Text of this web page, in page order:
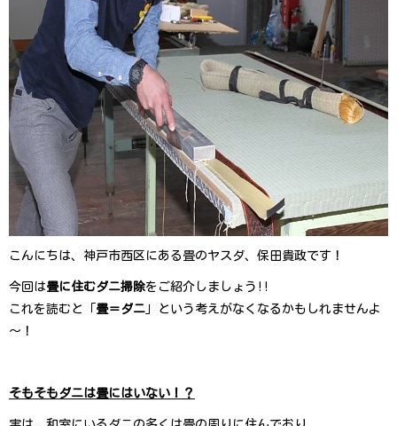
こんにちは、神戸市西区にある畳のヤスダ、保田貴 政 で す ！
今回は畳に住むダニ掃除をご紹介しましょう!!
これを読むと「 畳＝ダニ 」という考えがなくなるかもしれませんよ
～！
そもそもダニは畳にはいない！？